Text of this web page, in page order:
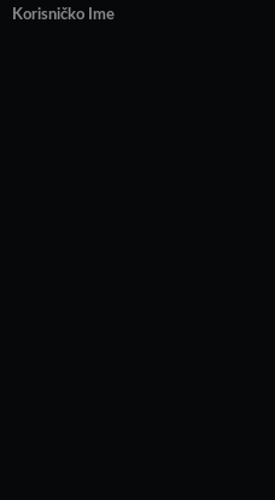
Korisničko Ime